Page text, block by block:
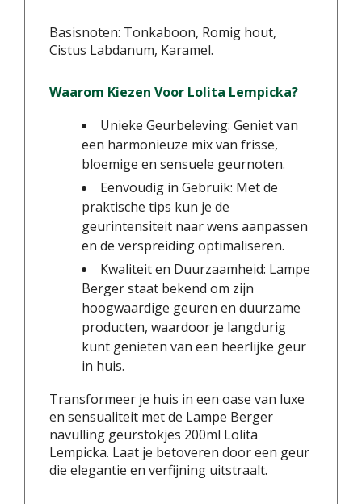
Basisnoten: Tonkaboon, Romig hout,
Cistus Labdanum, Karamel.
Waarom Kiezen Voor Lolita Lempicka?
Unieke Geurbeleving: Geniet van
een harmonieuze mix van frisse,
bloemige en sensuele geurnoten.
Eenvoudig in Gebruik: Met de
praktische tips kun je de
geurintensiteit naar wens aanpassen
en de verspreiding optimaliseren.
Kwaliteit en Duurzaamheid: Lampe
Berger staat bekend om zijn
hoogwaardige geuren en duurzame
producten, waardoor je langdurig
kunt genieten van een heerlijke geur
in huis.
Transformeer je huis in een oase van luxe
en sensualiteit met de Lampe Berger
navulling geurstokjes 200ml Lolita
Lempicka. Laat je betoveren door een geur
die elegantie en verfijning uitstraalt.